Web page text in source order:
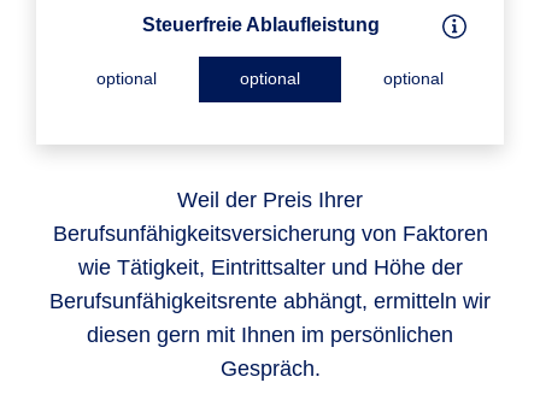
Steuerfreie Ablaufleistung
optional optional optional
Weil der Preis Ihrer
Berufsunfähigkeitsversicherung von Faktoren
wie Tätigkeit, Eintrittsalter und Höhe der
Berufsunfähigkeitsrente abhängt, ermitteln wir
diesen gern mit Ihnen im persönlichen
Gespräch.